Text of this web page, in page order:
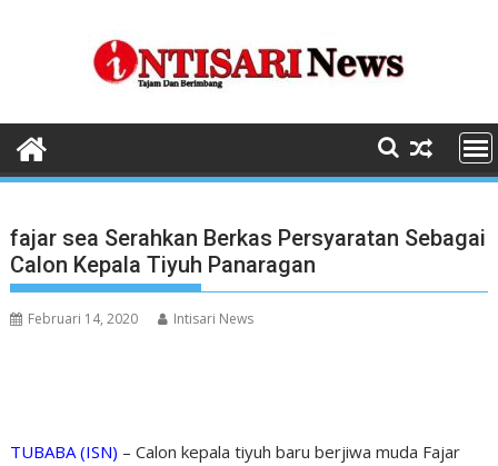
fajar sea Serahkan Berkas Persyaratan Sebagai
Calon Kepala Tiyuh Panaragan
Februari 14, 2020 Intisari News
TUBABA (ISN) – Calon kepala tiyuh baru berjiwa muda Fajar